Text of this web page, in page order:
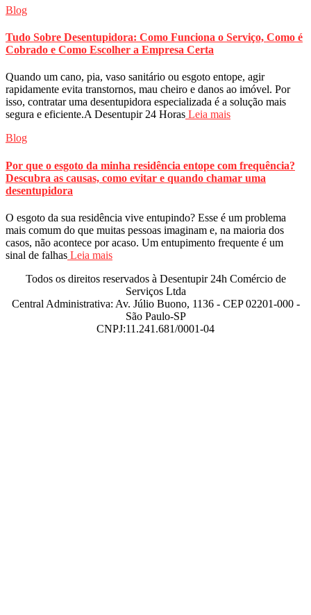
Blog
Tudo Sobre Desentupidora: Como Funciona o Serviço, Como é
Cobrado e Como Escolher a Empresa Certa
Quando um cano, pia, vaso sanitário ou esgoto entope, agir
rapidamente evita transtornos, mau cheiro e danos ao imóvel. Por
isso, contratar uma desentupidora especializada é a solução mais
segura e eficiente.A Desentupir 24 Horas Leia mais
Blog
Por que o esgoto da minha residência entope com frequência?
Descubra as causas, como evitar e quando chamar uma
desentupidora
O esgoto da sua residência vive entupindo? Esse é um problema
mais comum do que muitas pessoas imaginam e, na maioria dos
casos, não acontece por acaso. Um entupimento frequente é um
sinal de falhas Leia mais
Todos os direitos reservados à Desentupir 24h Comércio de
Serviços Ltda
Central Administrativa: Av. Júlio Buono, 1136 - CEP 02201-000 -
São Paulo-SP
CNPJ:11.241.681/0001-04